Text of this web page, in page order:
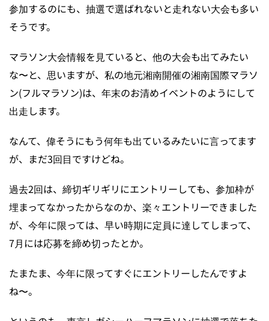
参加するのにも、抽選で選ばれないと走れない大会も多い
そうです。
マラソン大会情報を見ていると、他の大会も出てみたい
な〜と、思いますが、私の地元湘南開催の湘南国際マラソ
ン(フルマラソン)は、年末のお清めイベントのようにして
出走します。
なんて、偉そうにもう何年も出ているみたいに言ってます
が、まだ3回目ですけどね。
過去2回は、締切ギリギリにエントリーしても、参加枠が
埋まってなかったからなのか、楽々エントリーできました
が、今年に限っては、早い時期に定員に達してしまって、
7月には応募を締め切ったとか。
たまたま、今年に限ってすぐにエントリーしたんですよ
ね〜。